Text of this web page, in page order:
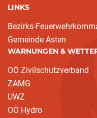
LINKS
Bezirks-
Gemeinde Asten
WARNUNGEN &
OÖ Zivilschutzverband
ZAMG
UWZ
OÖ Hydro